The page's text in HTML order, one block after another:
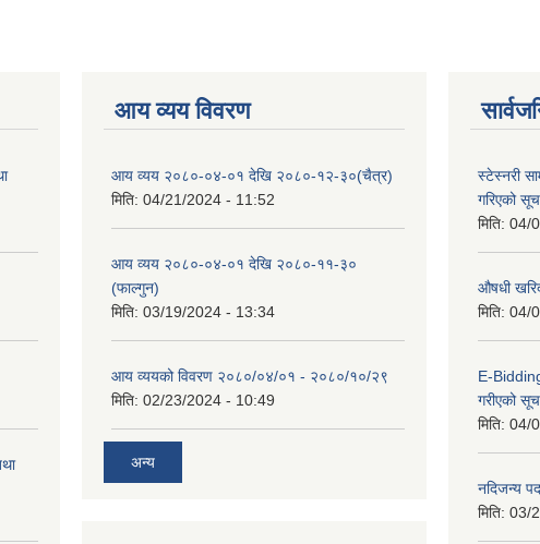
आय व्यय विवरण
आय व्यय २०८०-०४-०१ देखि २०८०-१२-३०(चैत्र)
मिति: 04/21/2024 - 11:52
आय व्यय २०८०-०४-०१ देखि २०८०-११-३०
(फाल्गुन)
मिति: 03/19/2024 - 13:34
आय व्ययको विवरण २०८०/०४/०१ - २०८०/१०/२९
मिति: 02/23/2024 - 10:49
अन्य
स्टेस्नरी
गरिएको
मिति: 04/
औषधी
मिति: 04/
E-Bidding
गरीएको
मिति: 04/
नदिजन्य
मिति: 03/